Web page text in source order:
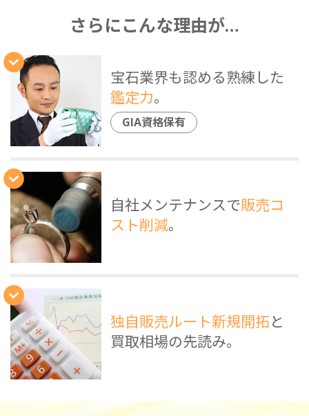
さらにこんな理由が…
宝石業界も認める熟練した
鑑定力。
GIA資格保有
自社メンテナンスで販売コ
スト削減。
独自販売ルート新規開拓と
買取相場の先読み。